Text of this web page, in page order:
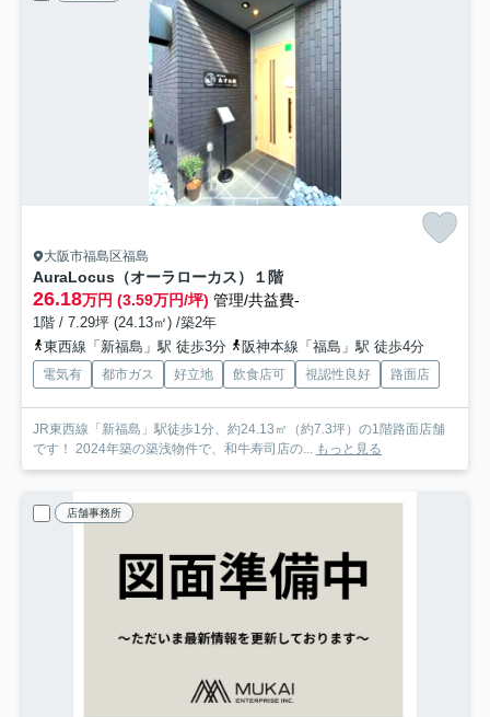
大阪市福島区福島
AuraLocus（オーラローカス） １階
26.18万円 (3.59万円/坪) 管理/共益費-
1階 / 7.29坪 (24.13㎡) /築2年
東西線「新福島」駅 徒歩3分
阪神本線「福島」駅 徒歩4分
電気有 都市ガス 好立地 飲食店可 視認性良好 路面店
JR東西線「新福島」駅徒歩1分、約24.13㎡（約7.3坪）の1階路面店舗
です！ 2024年築の築浅物件で、和牛寿司店の... もっと見る
店舗事務所